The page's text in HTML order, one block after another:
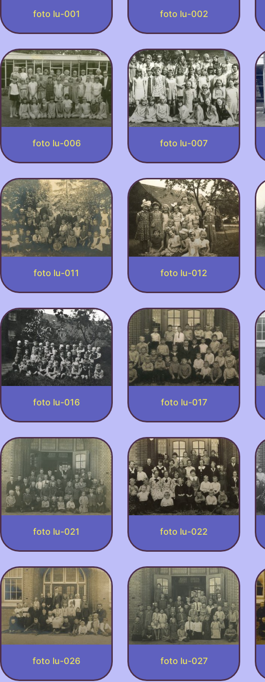
foto lu-001 foto lu-002
foto lu-006 foto lu-007
foto lu-011 foto lu-012
foto lu-016 foto lu-017
foto lu-021 foto lu-022
foto lu-026 foto lu-027